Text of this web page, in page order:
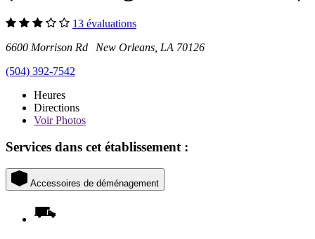
13 évaluations
6600 Morrison Rd New Orleans, LA 70126
(504) 392-7542
Heures
Directions
VoirPhotos
Services dans cet établissement :
Accessoires de déménagement